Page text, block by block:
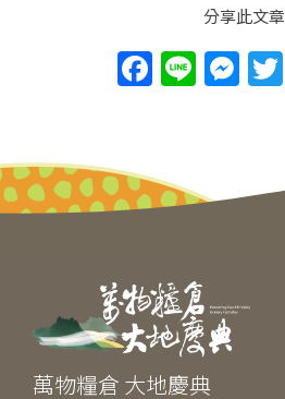
分享此文章
F
a
e
b
o
k
Li
n
M
e
n
萬物糧倉 大地慶典